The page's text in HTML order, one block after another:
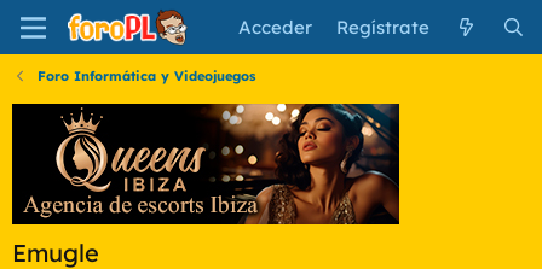
Acceder Regístrate
Foro Informática y Videojuegos
Emugle